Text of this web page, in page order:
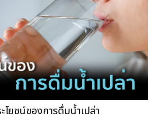
โยชน์ของการดื่มน้ำเปล่า